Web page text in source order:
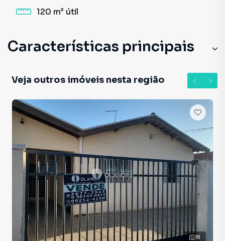
120 m² útil
Características principais
Veja outros imóveis nesta região
18